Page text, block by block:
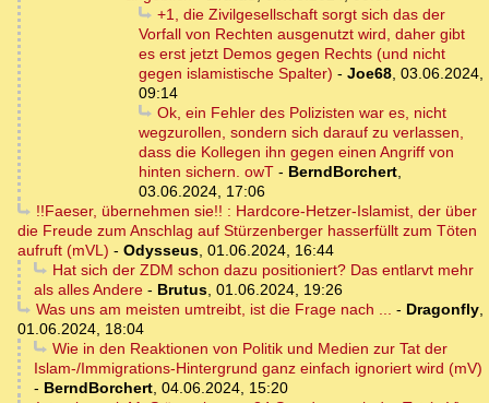
+1, die Zivilgesellschaft sorgt sich das der
Vorfall von Rechten ausgenutzt wird, daher gibt
es erst jetzt Demos gegen Rechts (und nicht
gegen islamistische Spalter) - Joe68, 03.06.2024,
09:14
Ok, ein Fehler des Polizisten war es, nicht
wegzurollen, sondern sich darauf zu verlassen,
dass die Kollegen ihn gegen einen Angriff von
hinten sichern. owT - BerndBorchert,
03.06.2024, 17:06
!!Faeser, übernehmen sie!! : Hardcore-Hetzer-Islamist, der über
die Freude zum Anschlag auf Stürzenberger hasserfüllt zum Töten
aufruft (mVL) - Odysseus, 01.06.2024, 16:44
Hat sich der ZDM schon dazu positioniert? Das entlarvt mehr
als alles Andere - Brutus, 01.06.2024, 19:26
Was uns am meisten umtreibt, ist die Frage nach ... - Dragonfly,
01.06.2024, 18:04
Wie in den Reaktionen von Politik und Medien zur Tat der
Islam-/Immigrations-Hintergrund ganz einfach ignoriert wird (mV)
- BerndBorchert, 04.06.2024, 15:20